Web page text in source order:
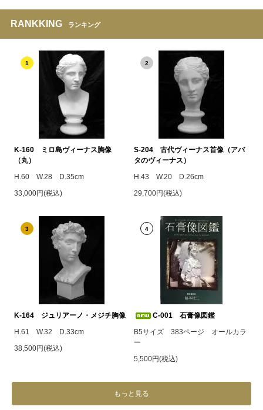
RANKKING ランキング
1
K-160 ミロ島ヴィーナス胸像
（丸）
H.60 W.28 D.35cm
33,000円(税込)
2
S-204 古代ヴィーナス首像（アバ
タのヴィーナス）
H.43 W.20 D.26cm
29,700円(税込)
3
K-164 ジュリアーノ・メジチ胸像
H.61 W.32 D.33cm
38,500円(税込)
4
C-001 石膏像図鑑
B5サイズ 383ページ オールカラ
ー
5,500円(税込)
もっと見る